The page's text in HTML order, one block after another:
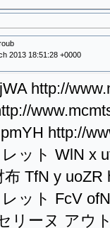
2013 18:51:28 +0000
http://
http://
ット WlN x
布 TfN y
ット FcV
リーヌ アウ